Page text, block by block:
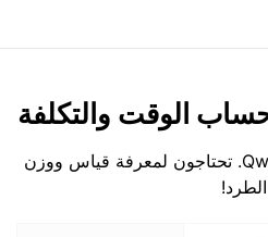
الوقت والتكلفة
لحساب تكلفة خدمات Qwintry. تحتاجون لمعرفة قياس ووزن
الطرد!